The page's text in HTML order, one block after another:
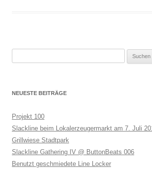
NEUESTE BEITRÄGE
Projekt 100
Slackline beim Lokalerzeugermarkt am 7. Juli
Grillwiese Stadtpark
Slackline Gathering IV @ ButtonBeats 006
Benutzt geschmiedete Line Locker